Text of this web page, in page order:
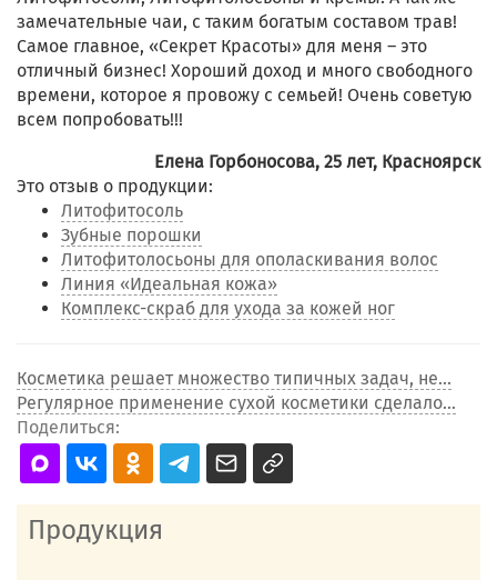
замечательные чаи, с таким богатым составом трав!
Самое главное, «Секрет Красоты» для меня – это
отличный бизнес! Хороший доход и много свободного
времени, которое я провожу с семьей! Очень советую
всем попробовать!!!
Елена Горбоносова, 25 лет, Красноярск
Это отзыв о продукции:
Литофитосоль
Зубные порошки
Литофитолосьоны для ополаскивания волос
Линия «Идеальная кожа»
Комплекс-скраб для ухода за кожей ног
Косметика решает множество типичных задач, не...
Регулярное применение сухой косметики сделало...
Поделиться:
Продукция